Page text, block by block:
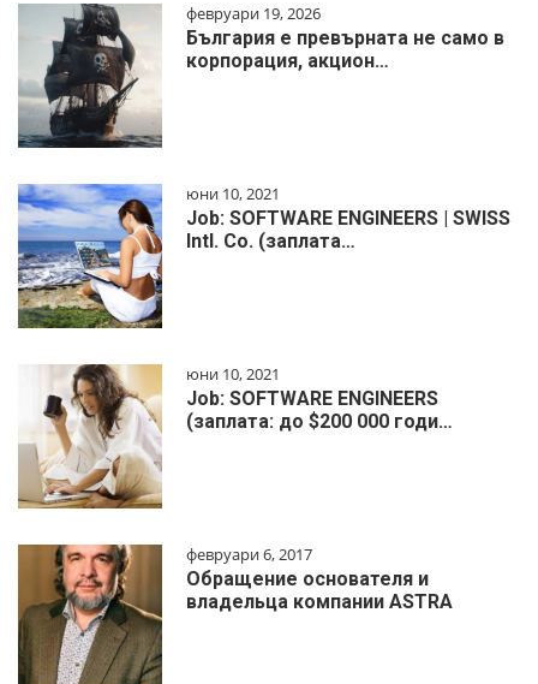
февруари 19, 2026
България е превърната не само в
корпорация, акцион…
юни 10, 2021
Job: SOFTWARE ENGINEERS | SWISS
Intl. Co. (заплата…
юни 10, 2021
Job: SOFTWARE ENGINEERS
(заплата: до $200 000 годи…
февруари 6, 2017
Обращение основателя и
владельца компании ASTRA